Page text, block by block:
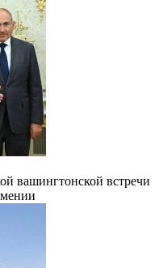
вашингтонской встречи